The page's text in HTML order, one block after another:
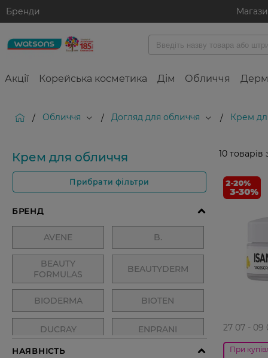
Бренди
Акції Корейська косметика Дім Обличчя
/ Обличчя / Догляд для обличчя / Крем
Крем для обличчя
Прибрати фільтри
10 товарів
27 07 - 09
При